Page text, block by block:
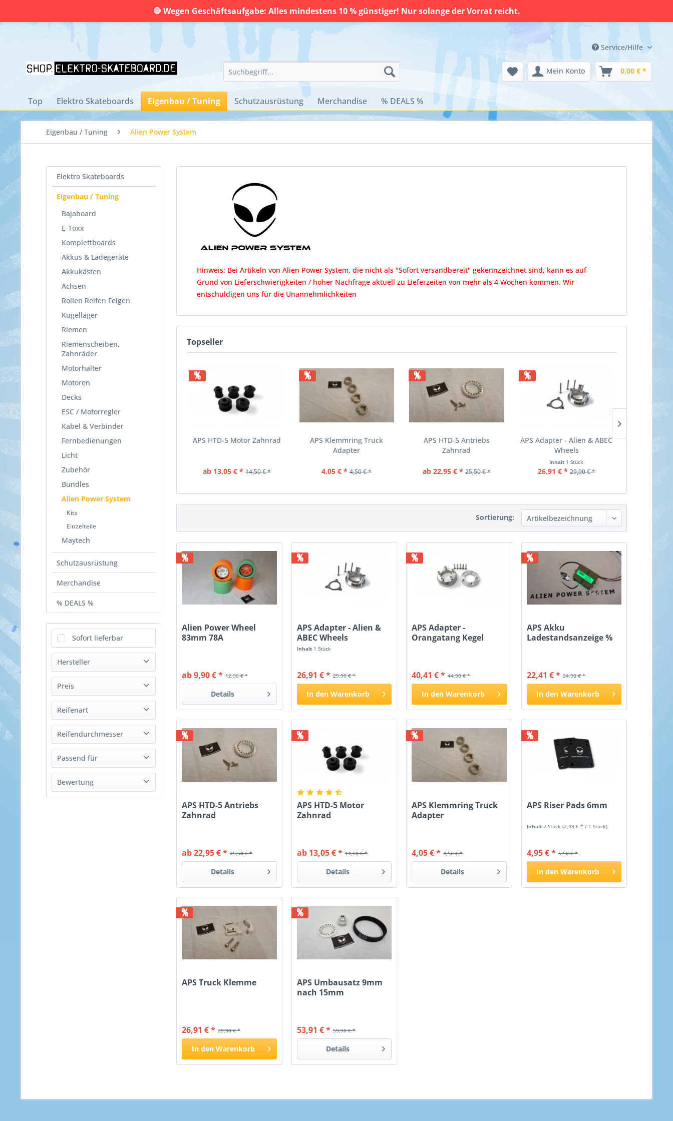
🛑 Wegen Geschäftsaufgabe: Alles mindestens 10 % günstiger! Nur solange der Vorrat reicht.
Service/Hilfe
Mein Konto 0,00 € *
Top Elektro Skateboards Eigenbau / Tuning Schutzausrüstung Merchandise % DEALS %
Eigenbau / Tuning Alien Power System
Elektro Skateboards
Eigenbau / Tuning
Bajaboard
E-Toxx
Komplettboards
Akkus & Ladegeräte
Akkukästen
Achsen
Rollen Reifen Felgen
Kugellager
Riemen
Riemenscheiben,
Zahnräder
Motorhalter
Motoren
Decks
ESC / Motorregler
Kabel & Verbinder
Fernbedienungen
Licht
Zubehör
Bundles
Alien Power System
Kits
Einzelteile
Maytech
Schutzausrüstung
Merchandise
% DEALS %
Sofort lieferbar
Hersteller
Alien Power System
Preis
von4,05 €bis53,91 €
Reifenart
Gummi - Glatt
Reifendurchmesser
83 mm
Passend für
Kugellager mit 22mm Außendurchmesser
Bewertung
Hinweis: Bei Artikeln von Alien Power System, die nicht als "Sofort versandbereit" gekennzeichnet sind, kann es auf
Grund von Lieferschwierigkeiten / hoher Nachfrage aktuell zu Lieferzeiten von mehr als 4 Wochen kommen. Wir
entschuldigen uns für die Unannehmlichkeiten
Topseller
%
APS HTD-5 Motor Zahnrad
ab 13,05 € * 14,50 € *
%
APS Klemmring Truck
Adapter
4,05 € * 4,50 € *
%
APS HTD-5 Antriebs
Zahnrad
ab 22,95 € * 25,50 € *
%
APS Adapter - Alien & ABEC
Wheels
Inhalt 1 Stück
26,91 € * 29,90 € *
Sortierung:
%
Alien Power Wheel
83mm 78A
12,90 € *
ab 9,90 € *
Details
%
APS Adapter - Alien &
ABEC Wheels
Inhalt 1 Stück
29,90 € *
26,91 € *
In den Warenkorb
%
APS Adapter -
Orangatang Kegel
44,90 € *
40,41 € *
In den Warenkorb
%
APS Akku
Ladestandsanzeige %
24,90 € *
22,41 € *
In den Warenkorb
%
APS HTD-5 Antriebs
Zahnrad
25,50 € *
ab 22,95 € *
Details
%
APS HTD-5 Motor
Zahnrad
14,50 € *
ab 13,05 € *
Details
%
APS Klemmring Truck
Adapter
4,50 € *
4,05 € *
Details
%
APS Riser Pads 6mm
Inhalt 2 Stück (2,48 € * / 1 Stück)
5,50 € *
4,95 € *
In den Warenkorb
%
APS Truck Klemme
29,90 € *
26,91 € *
In den Warenkorb
%
APS Umbausatz 9mm
nach 15mm
59,90 € *
53,91 € *
Details